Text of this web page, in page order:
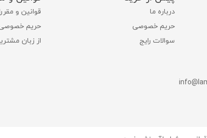
درباره ما
حریم خصوصی
سوالات رایج
قوانین و
حریم خصوصی
از زبان